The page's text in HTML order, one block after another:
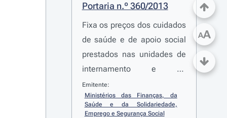
Portaria n.º 360/2013
Fixa os preços dos cuidados
de saúde e de apoio social
prestados nas unidades de
internamento e de
ambulatório da Rede
Nacional de Cuidados
Continuados Integrados
Emitente:
Ministérios das Finanças, da
Saúde e da Solidariedade,
Emprego e Segurança Social
AA